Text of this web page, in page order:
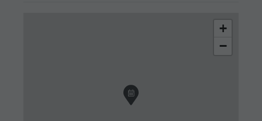
+
−